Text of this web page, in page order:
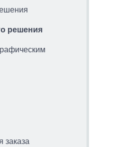
решения
заказа